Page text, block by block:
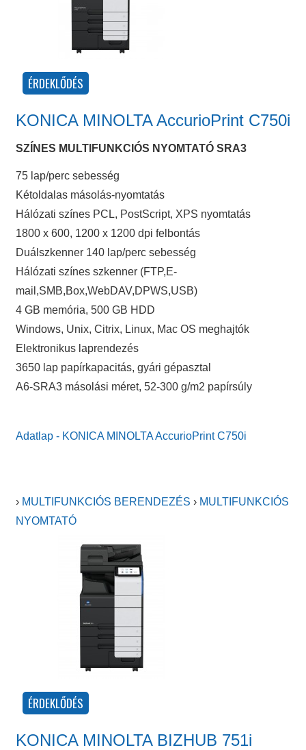
KONICA MINOLTA AccurioPrint C750i
SZÍNES MULTIFUNKCIÓS NYOMTATÓ SRA3
75 lap/perc sebesség
Kétoldalas másolás-nyomtatás
Hálózati színes PCL, PostScript, XPS nyomtatás
1800 x 600, 1200 x 1200 dpi felbontás
Duálszkenner 140 lap/perc sebesség
Hálózati színes szkenner (FTP,E-
mail,SMB,Box,WebDAV,DPWS,USB)
4 GB memória, 500 GB HDD
Windows, Unix, Citrix, Linux, Mac OS meghajtók
Elektronikus laprendezés
3650 lap papírkapacitás, gyári gépasztal
A6-SRA3 másolási méret, 52-300 g/m2 papírsúly
Adatlap - KONICA MINOLTA AccurioPrint C750i
› MULTIFUNKCIÓS BERENDEZÉS › MULTIFUNKCIÓS
NYOMTATÓ
KONICA MINOLTA BIZHUB 751i